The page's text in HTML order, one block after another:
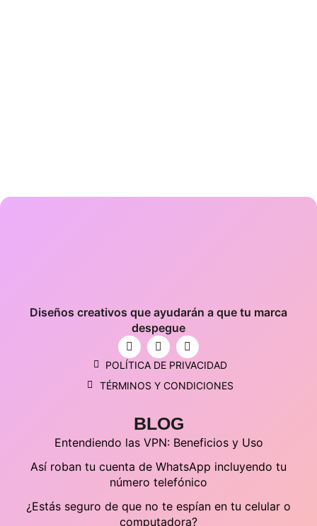
Diseños creativos que ayudarán a que tu marca
despegue
POLÍTICA DE PRIVACIDAD
TÉRMINOS Y CONDICIONES
BLOG
Entendiendo las VPN: Beneficios y Uso
Así roban tu cuenta de WhatsApp incluyendo tu
número telefónico
¿Estás seguro de que no te espían en tu celular o
computadora?